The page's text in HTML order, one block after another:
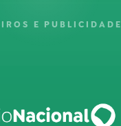
E PUBLICIDADE